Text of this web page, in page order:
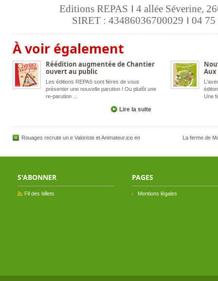
Editions REPAS I 4 allée Séverine,
SIRET : 43486036700029 I 04 75
À voir également
Réédition augmentée de Chantier
ouvert au public
Les éditions REPAS sont fières de vous
présenter une nouvelle parution ! Ou plutôt une
re-parution ...
Lire la suite
Aux
Une
Rouages recrute un.e Valoriste et Animateur.ice en La ferme de
S'ABONNER
Fil des billets
PAGES
Mentions légales